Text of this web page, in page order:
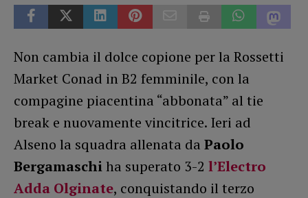
Non cambia il dolce copione per la Rossetti
Market Conad in B2 femminile, con la
compagine piacentina “abbonata” al tie
break e nuovamente vincitrice. Ieri ad
Alseno la squadra allenata da Paolo
Bergamaschiha superato 3-2 l’Electro
Adda Olginate, conquistando il terzo